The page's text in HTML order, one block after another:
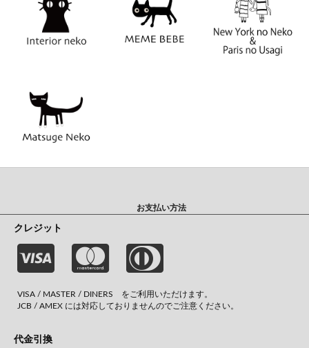
お支払い方法
クレジット
VISA / MASTER / DINERS をご利用いただけます。
JCB / AMEX には対応しておりませんのでご注意ください。
代金引換